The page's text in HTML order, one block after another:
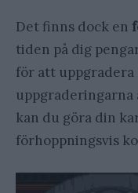
Det finns dock en
tiden på dig
för att
uppgraderingarna
kan du göra din
förhoppningsvis